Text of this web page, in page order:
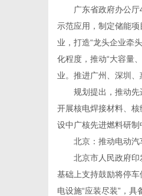
广东省政府办公厅4
示范应用，制定储能
业，打造“龙头企业牵
化程度，推动“大容量
业。推进广州、深圳、
规划提出，推动先进
开展核电焊接材料、
设中广核先进燃料研
北京：推动电动汽
北京市人民政府印发
基础上支持鼓励将停
电设施“应装尽装”，